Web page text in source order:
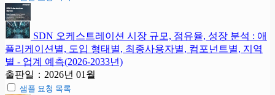
SDN 오케스트레이션 시장 규모, 점유율, 성장 분석 : 애
플리케이션별, 도입 형태별, 최종사용자별, 컴포넌트별, 지역
별 - 업계 예측(2026-2033년)
출판일：2026년 01월
샘플 요청 목록